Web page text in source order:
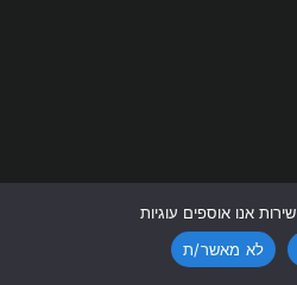
אנו אוספים עוגיות
לא מאשר/ת